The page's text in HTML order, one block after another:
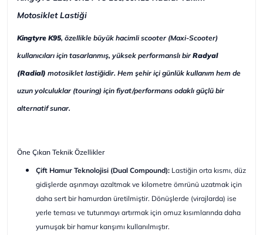
Motosiklet Lastiği
Kingtyre K95, özellikle büyük hacimli scooter (Maxi-Scooter)
kullanıcıları için tasarlanmış, yüksek performanslı bir Radyal
(Radial) motosiklet lastiğidir. Hem şehir içi günlük kullanım hem de
uzun yolculuklar (touring) için fiyat/performans odaklı güçlü bir
alternatif sunar.
Öne Çıkan Teknik Özellikler
Çift Hamur Teknolojisi (Dual Compound): Lastiğin orta kısmı, düz
gidişlerde aşınmayı azaltmak ve kilometre ömrünü uzatmak için
daha sert bir hamurdan üretilmiştir. Dönüşlerde (virajlarda) ise
yerle teması ve tutunmayı artırmak için omuz kısımlarında daha
yumuşak bir hamur karışımı kullanılmıştır.